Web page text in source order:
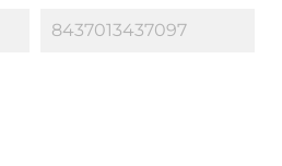
8437013437097